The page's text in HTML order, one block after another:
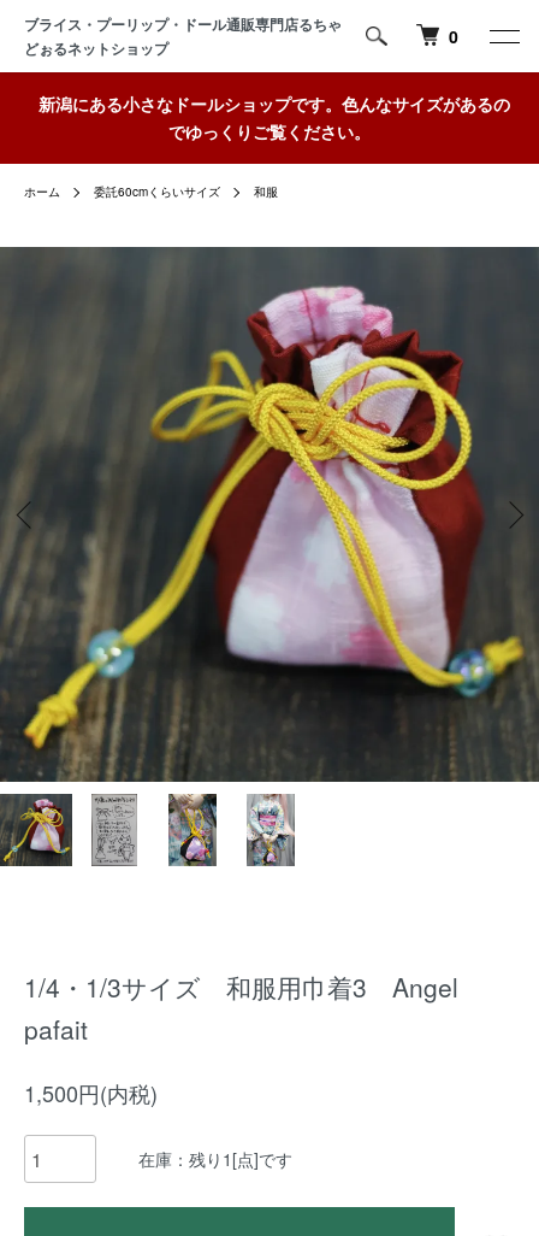
ブライス・プーリップ・ドール通販専門店るちゃ
どぉるネットショップ
0
新潟にある小さなドールショップです。色んなサイズがあるの
でゆっくりご覧ください。
ホーム 委託60cmくらいサイズ 和服
1/4・1/3サイズ 和服用巾着3 Angel
pafait
1,500円(内税)
在庫：残り1[点]です